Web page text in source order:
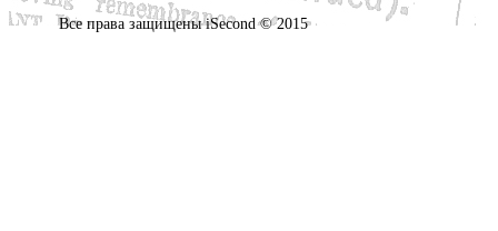
Все права защищены iSecond © 2015